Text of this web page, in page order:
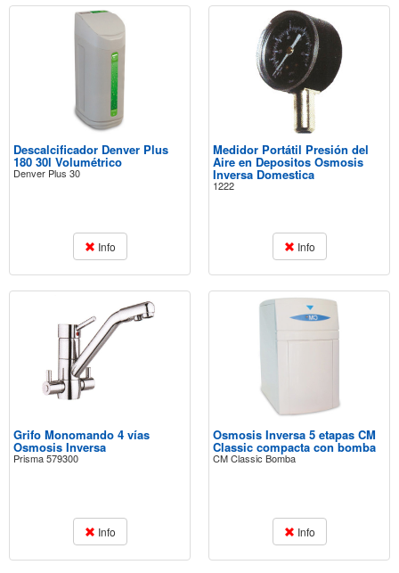
Descalcificador Denver Plus
180 30l Volumétrico
Denver Plus 30
Info
Medidor Portátil Presión del
Aire en Depositos Osmosis
Inversa Domestica
1222
Info
Grifo Monomando 4 vías
Osmosis Inversa
Prisma 579300
Info
Osmosis Inversa 5 etapas CM
Classic compacta con bomba
CM Classic Bomba
Info